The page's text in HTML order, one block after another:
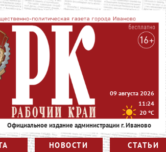
Официальное издание администрации г. Иваново
09 августа 2026
11:24
20°C
НОВОСТИ СТАТЬИ